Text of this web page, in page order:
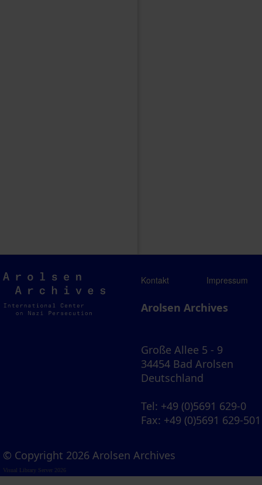
Arolsen
Archives
Kontakt Impressum
Arolsen Archives
Große Allee 5 - 9
34454 Bad Arolsen
Deutschland
Tel: +49 (0)5691 629-0
Fax: +49 (0)5691 629-501
© Copyright 2026 Arolsen Archives
Visual Library Server 2026